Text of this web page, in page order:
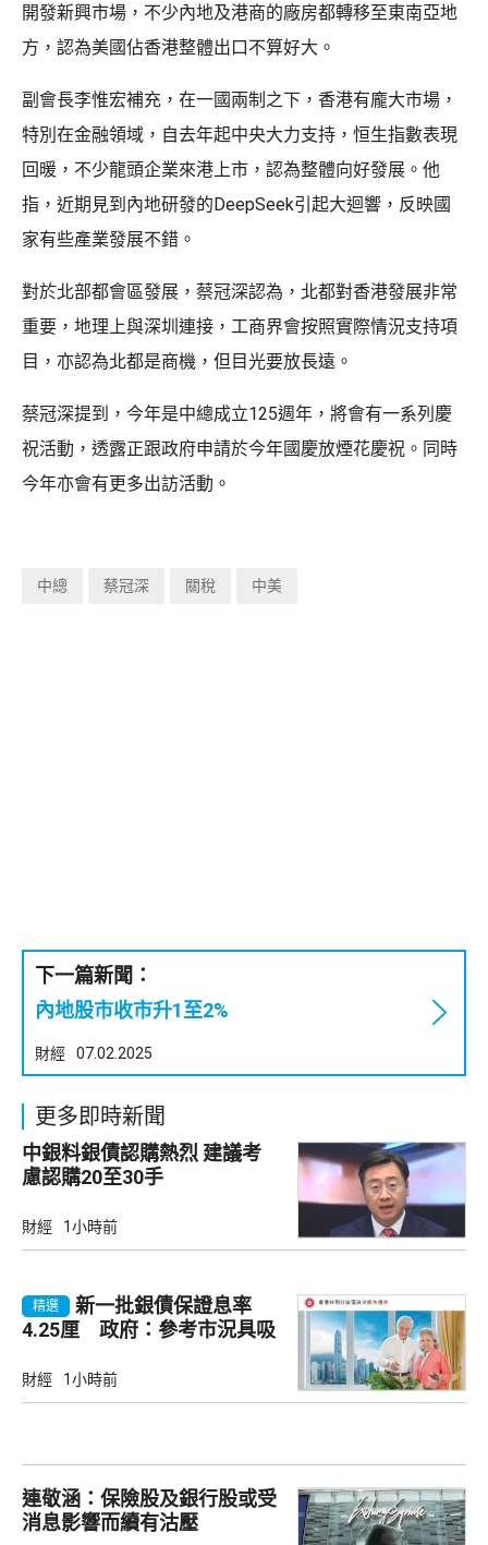
開發新興市場，不少內地及港商的廠房都轉移至東南亞地
方，認為美國佔香港整體出口不算好大。
副會長李惟宏補充，在一國兩制之下，香港有龐大市場，
特別在金融領域，自去年起中央大力支持，恒生指數表現
回暖，不少龍頭企業來港上市，認為整體向好發展。他
指，近期見到內地研發的DeepSeek引起大迴響，反映國
家有些產業發展不錯。
對於北部都會區發展，蔡冠深認為，北都對香港發展非常
重要，地理上與深圳連接，工商界會按照實際情況支持項
目，亦認為北都是商機，但目光要放長遠。
蔡冠深提到，今年是中總成立125週年，將會有一系列慶
祝活動，透露正跟政府申請於今年國慶放煙花慶祝。同時
今年亦會有更多出訪活動。
中總 蔡冠深 關稅 中美
下一篇新聞：
內地股市收市升1至2%
財經 07.02.2025
更多即時新聞
中銀料銀債認購熱烈 建議考
慮認購20至30手
財經 1小時前
精選
新一批銀債保證息率
4.25厘 政府：參考市況具吸
財經 1小時前
連敬涵：保險股及銀行股或受
消息影響而續有沽壓